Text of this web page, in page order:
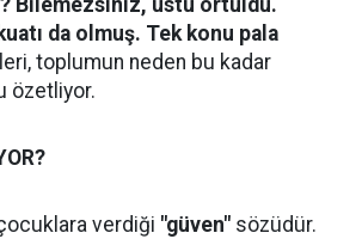
da olmuş. Tek konu pala
toplumun neden bu kadar
özetliyor.
verdiği "güven" sözüdür.